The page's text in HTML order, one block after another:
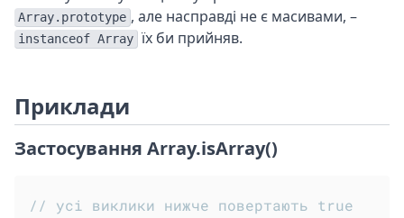
Array.prototype , але насправді не є масивами, –
instanceof Array їх би прийняв.
Приклади
Застосування Array.isArray()
// усі виклики нижче повертають true